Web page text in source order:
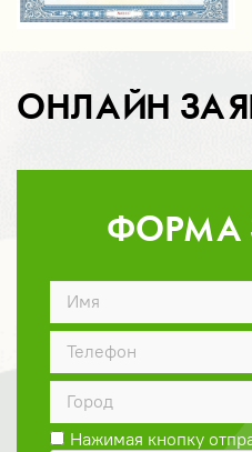
ОНЛАЙН
ФОРМА
Нажимая кнопку